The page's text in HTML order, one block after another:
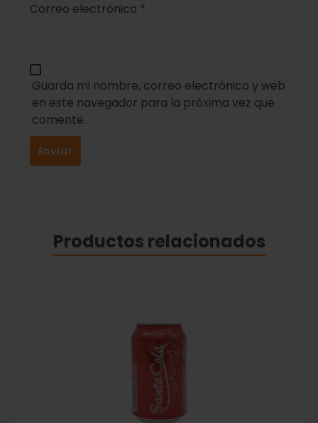
Correo electrónico *
Guarda mi nombre, correo electrónico y web
en este navegador para la próxima vez que
comente.
Productos relacionados